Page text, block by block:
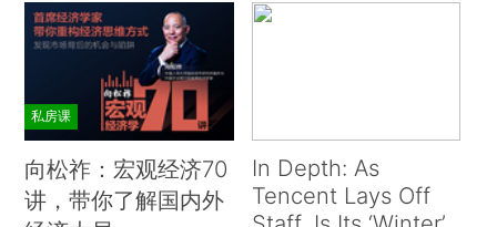
私房课
向松祚：宏观经济70
讲，带你了解国内外
In Depth: As
Tencent Lays Off